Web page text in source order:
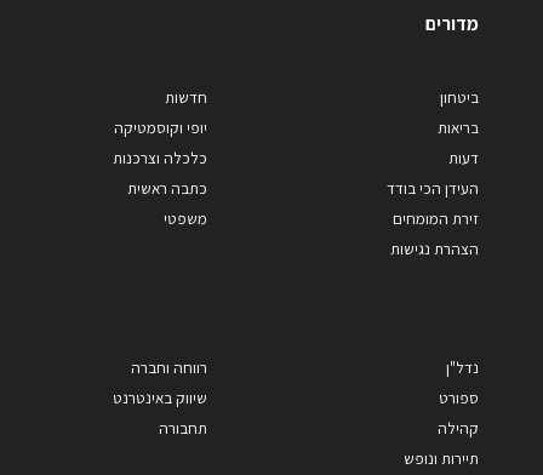
מדורים
ביטחון
בריאות
דעות
העידן הכי בודד
זירת המומחים
הצהרת נגישות
חדשות
יופי וקוסמטיקה
כלכלה וצרכנות
כתבה ראשית
משפטי
נדל"ן
ספורט
קהילה
תיירות ונופש
רווחה וחברה
שיווק באינטרנט
תחבורה